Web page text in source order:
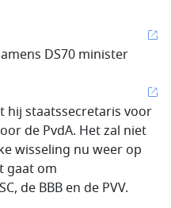
DS70 minister
hij staatssecretaris voor
de PvdA. Het zal niet
wisseling nu weer op
gaat om
de BBB en de PVV.